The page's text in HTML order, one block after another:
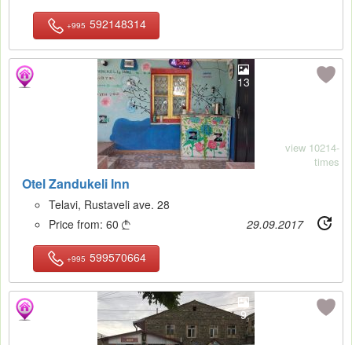
+995 592148314
13
Otel Zandukeli Inn
view 10214-
times
Telavi, Rustaveli ave. 28
Price from: 60  29.09.2017
+995 599570664
9